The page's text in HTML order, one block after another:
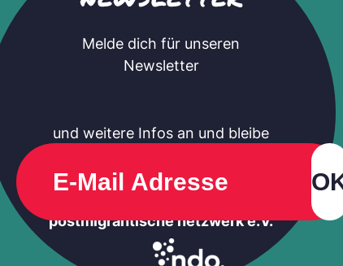
Melde dich für unseren
Newsletter
und weitere Infos an und bleibe
Sachenneue deutsche
postmigrantische netzwerk e.V.